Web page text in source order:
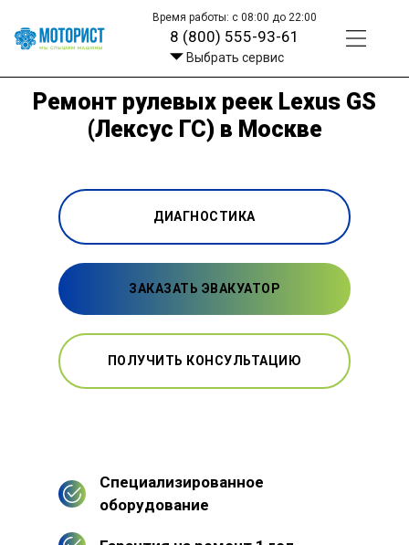
Время работы: с 08:00 до 22:00
8 (800) 555-93-61
Выбрать сервис
Ремонт рулевых реек Lexus GS
(Лексус ГС) в Москве
ДИАГНОСТИКА
ЗАКАЗАТЬ ЭВАКУАТОР
ПОЛУЧИТЬ КОНСУЛЬТАЦИЮ
Специализированное
оборудование